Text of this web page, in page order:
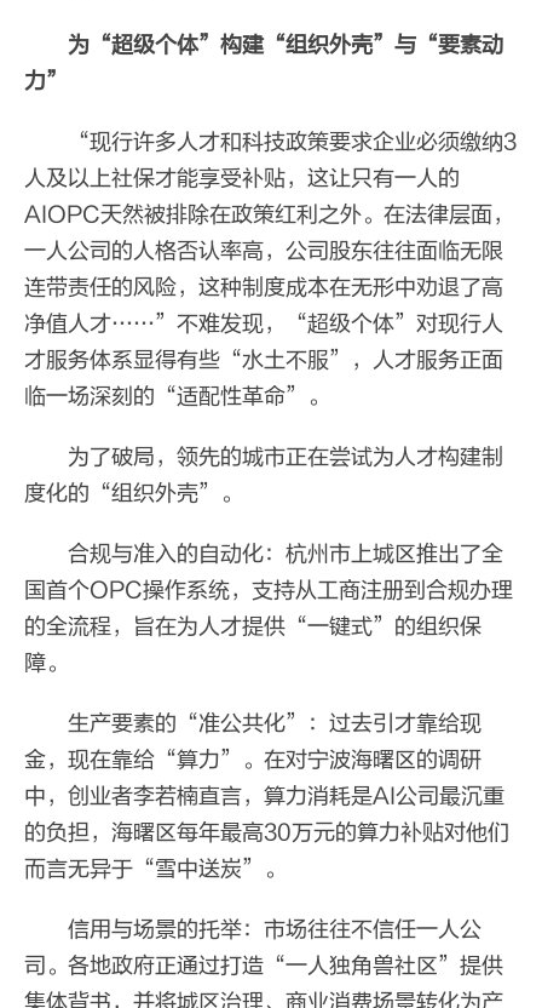
为“超级个体”构建“组织外壳”与“要素动
力”
“现行许多人才和科技政策要求企业必须缴纳3
人及以上社保才能享受补贴，这让只有一人的
AIOPC天然被排除在政策红利之外。在法律层面，
一人公司的人格否认率高，公司股东往往面临无限
连带责任的风险，这种制度成本在无形中劝退了高
净值人才……”不难发现，“超级个体”对现行人
才服务体系显得有些“水土不服”，人才服务正面
临一场深刻的“适配性革命”。
为了破局，领先的城市正在尝试为人才构建制
度化的“组织外壳”。
合规与准入的自动化：杭州市上城区推出了全
国首个OPC操作系统，支持从工商注册到合规办理
的全流程，旨在为人才提供“一键式”的组织保
障。
生产要素的“准公共化”：过去引才靠给现
金，现在靠给“算力”。在对宁波海曙区的调研
中，创业者李若楠直言，算力消耗是AI公司最沉重
的负担，海曙区每年最高30万元的算力补贴对他们
而言无异于“雪中送炭”。
信用与场景的托举：市场往往不信任一人公
司。各地政府正通过打造“一人独角兽社区”提供